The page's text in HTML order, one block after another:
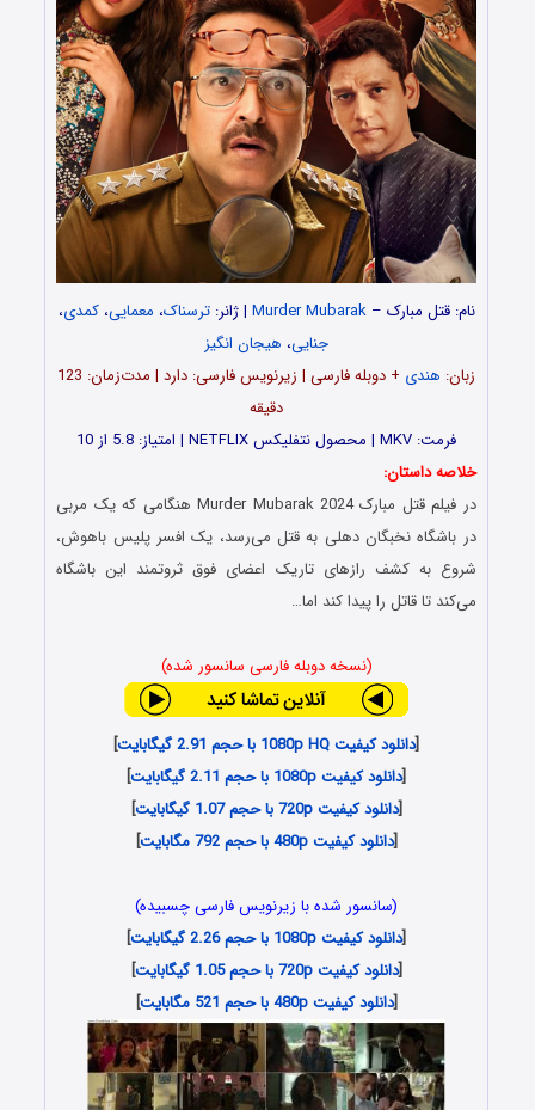
نام: قتل مبارک –Murder Mubarak | ژانر:ترسناک، معمایی،کمدی،
جنایی، هیجان انگیز
زبان: هندی
+ دوبله فارسی | زیرنویس فارسی: دارد | مدت‌زمان: 123
دقیقه
فرمت: MKV | محصول نتفلیکس NETFLIX | امتیاز: 5.8 از 10
خلاصه داستان:
در فیلم قتل مبارک Murder Mubarak 2024 هنگامی که یک مربی
در باشگاه نخبگان دهلی به قتل می‌رسد، یک افسر پلیس باهوش،
شروع به کشف رازهای تاریک اعضای فوق ثروتمند این باشگاه
می‌کند تا قاتل را پیدا کند اما…
(نسخه دوبله فارسی سانسور شده)
[دانلود کیفیت 1080p HQ با حجم 2.91 گیگابایت
]
[دانلود کیفیت 1080p با حجم 2.11 گیگابایت
]
[دانلود کیفیت 720p با حجم 1.07 گیگابایت
]
[دانلود کیفیت 480p با حجم 792 مگابایت ]
(سانسور شده با زیرنویس فارسی چسبیده)
[دانلود کیفیت 1080p با حجم 2.26 گیگابایت
]
[دانلود کیفیت 720p با حجم 1.05 گیگابایت
]
[دانلود کیفیت 480p با حجم 521 مگابایت ]